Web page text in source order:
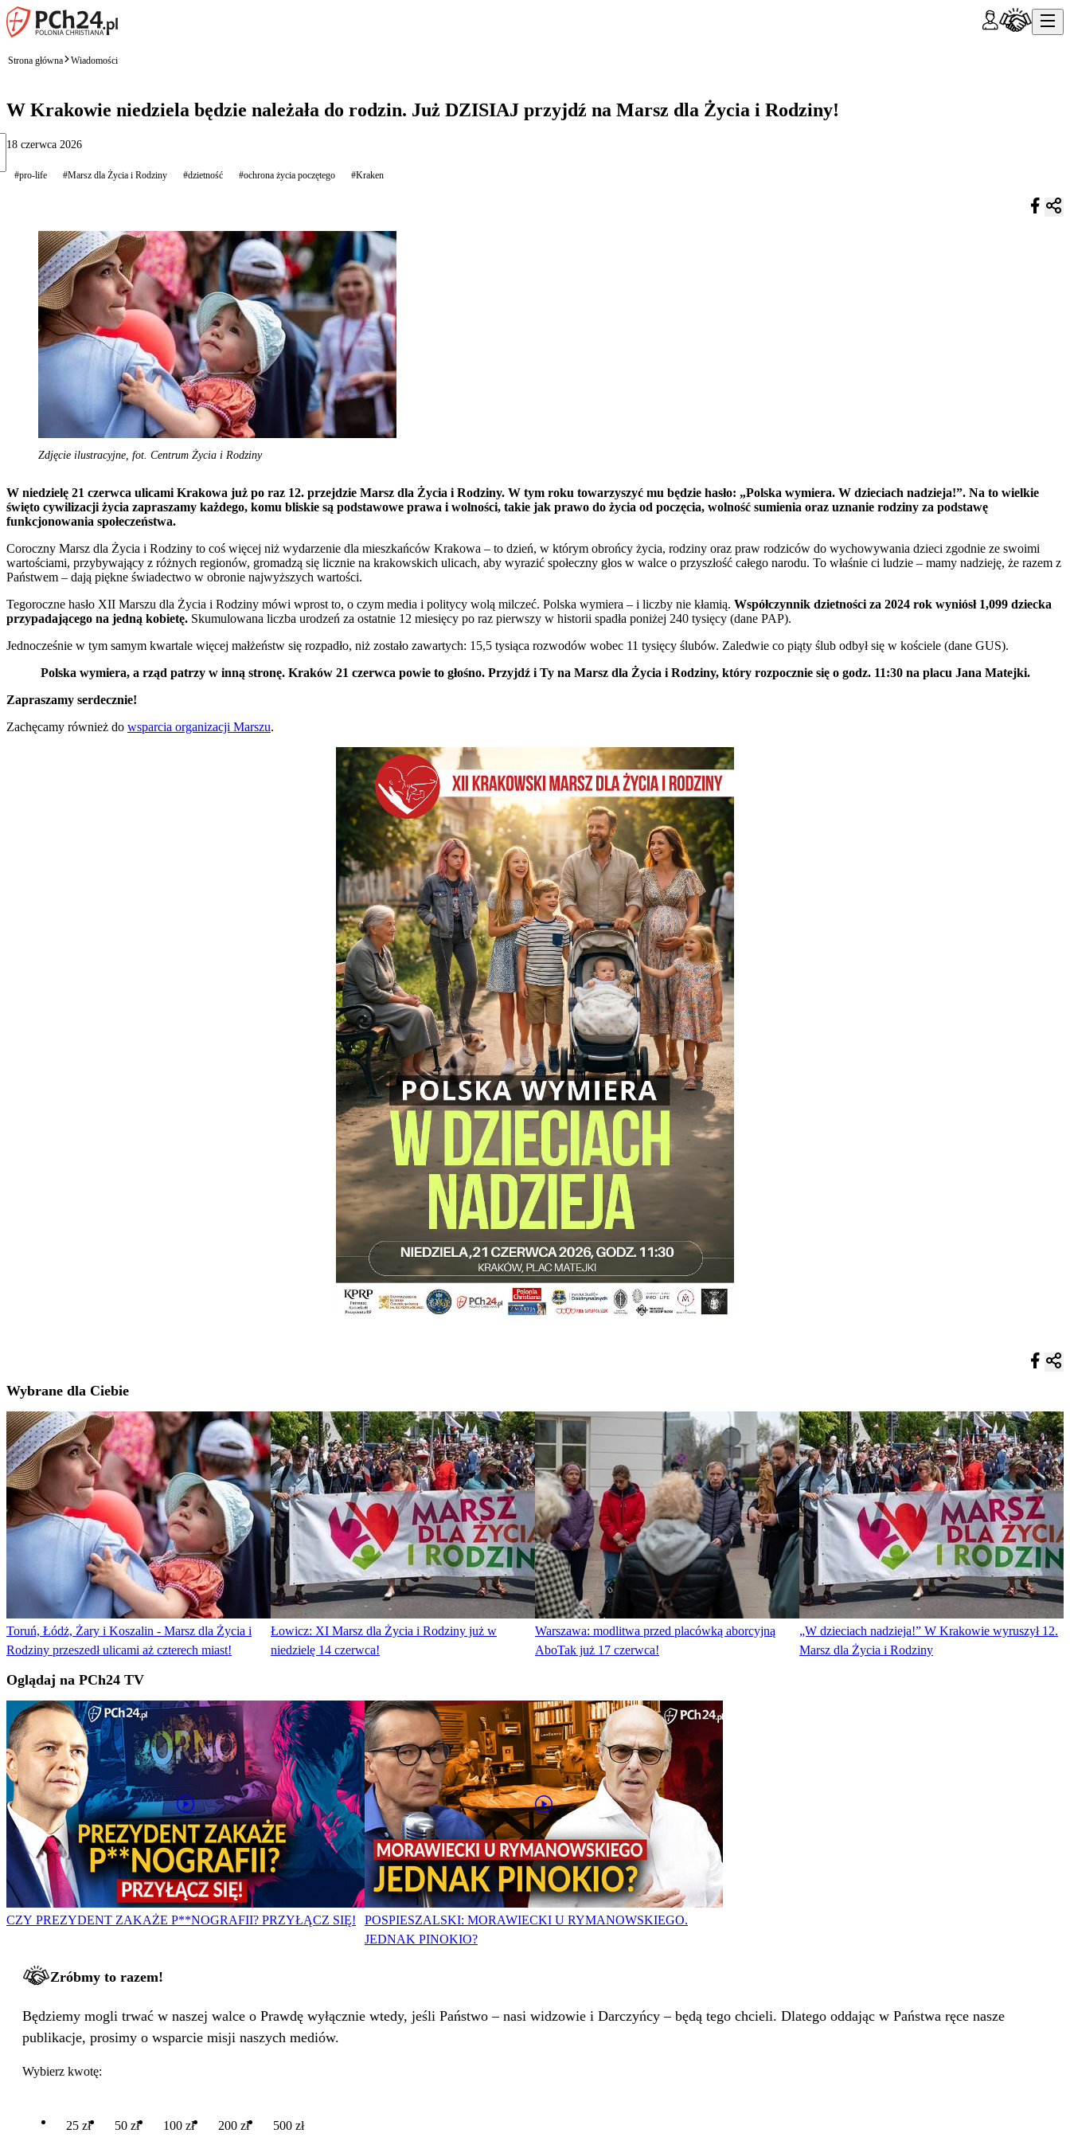
Strona główna Wiadomości
W Krakowie niedziela będzie należała do rodzin. Już DZISIAJ przyjdź na Marsz dla Życia i Rodziny!
18 czerwca 2026
#pro-life #Marsz dla Życia i Rodziny #dzietność #ochrona życia poczętego #Kraken
Zdjęcie ilustracyjne, fot. Centrum Życia i Rodziny
W niedzielę 21 czerwca ulicami Krakowa już po raz 12. przejdzie Marsz dla Życia i Rodziny. W tym roku towarzyszyć mu będzie hasło: „Polska wymiera. W dzieciach nadzieja!”. Na to wielkie
święto cywilizacji życia zapraszamy każdego, komu bliskie są podstawowe prawa i wolności, takie jak prawo do życia od poczęcia, wolność sumienia oraz uznanie rodziny za podstawę
funkcjonowania społeczeństwa.
Coroczny Marsz dla Życia i Rodziny to coś więcej niż wydarzenie dla mieszkańców Krakowa – to dzień, w którym obrońcy życia, rodziny oraz praw rodziców do wychowywania dzieci zgodnie ze swoimi
wartościami, przybywający z różnych regionów, gromadzą się licznie na krakowskich ulicach, aby wyrazić społeczny głos w walce o przyszłość całego narodu. To właśnie ci ludzie – mamy nadzieję, że razem z
Państwem – dają piękne świadectwo w obronie najwyższych wartości.
Tegoroczne hasło XII Marszu dla Życia i Rodziny mówi wprost to, o czym media i politycy wolą milczeć. Polska wymiera – i liczby nie kłamią. Współczynnik dzietności za 2024 rok wyniósł 1,099 dziecka
przypadającego na jedną kobietę. Skumulowana liczba urodzeń za ostatnie 12 miesięcy po raz pierwszy w historii spadła poniżej 240 tysięcy (dane PAP).
Jednocześnie w tym samym kwartale więcej małżeństw się rozpadło, niż zostało zawartych: 15,5 tysiąca rozwodów wobec 11 tysięcy ślubów. Zaledwie co piąty ślub odbył się w kościele (dane GUS).
Polska wymiera, a rząd patrzy w inną stronę. Kraków 21 czerwca powie to głośno. Przyjdź i Ty na Marsz dla Życia i Rodziny, który rozpocznie się o godz. 11:30 na placu Jana Matejki.
Zapraszamy serdecznie!
Zachęcamy również do wsparcia organizacji Marszu.
Wybrane dla Ciebie
Toruń, Łódż, Żary i Koszalin - Marsz dla Życia i
Rodziny przeszedł ulicami aż czterech miast!
Łowicz: XI Marsz dla Życia i Rodziny już w
niedzielę 14 czerwca!
Warszawa: modlitwa przed placówką aborcyjną
AboTak już 17 czerwca!
„W dzieciach nadzieja!” W Krakowie wyruszył 12.
Marsz dla Życia i Rodziny
Oglądaj na PCh24 TV
CZY PREZYDENT ZAKAŻE P**NOGRAFII? PRZYŁĄCZ SIĘ!
POSPIESZALSKI: MORAWIECKI U RYMANOWSKIEGO.
JEDNAK PINOKIO?
Zróbmy to razem!
Będziemy mogli trwać w naszej walce o Prawdę wyłącznie wtedy, jeśli Państwo – nasi widzowie i Darczyńcy – będą tego chcieli. Dlatego oddając w Państwa ręce nasze
publikacje, prosimy o wsparcie misji naszych mediów.
Wybierz kwotę:
25 zł 50 zł 100 zł 200 zł 500 zł